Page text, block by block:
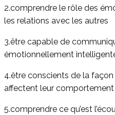
2.comprendre le rôle des
les relations avec les autres
3.être capable de
émotionnellement
4.être conscients de la
affectent leur
5.comprendre ce qu’est